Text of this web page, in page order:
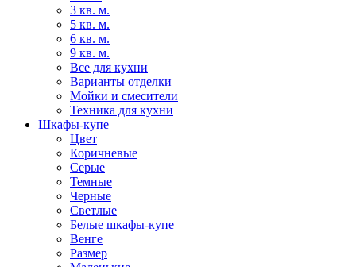
3 кв. м.
5 кв. м.
6 кв. м.
9 кв. м.
Все для кухни
Варианты отделки
Мойки и смесители
Техника для кухни
Шкафы-купе
Цвет
Коричневые
Серые
Темные
Черные
Светлые
Белые шкафы-купе
Венге
Размер